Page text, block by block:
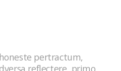
pertractum,
reflectere, primo